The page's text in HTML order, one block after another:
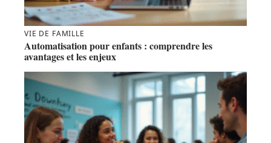
VIE DE FAMILLE
Automatisation pour enfants : comprendre les
avantages et les enjeux